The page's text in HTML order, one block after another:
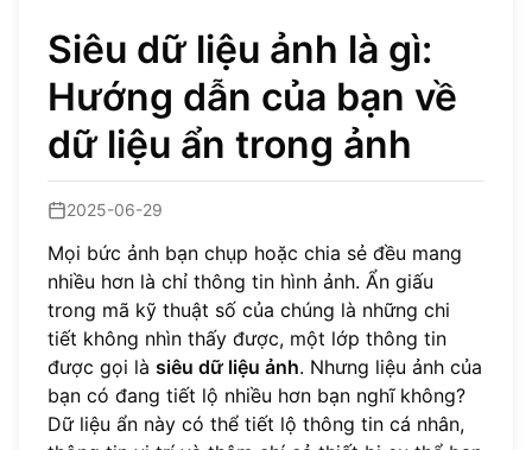
Siêu dữ liệu ảnh là gì:
Hướng dẫn của bạn về
dữ liệu ẩn trong ảnh
2025-06-29
Mọi bức ảnh bạn chụp hoặc chia sẻ đều mang
nhiều hơn là chỉ thông tin hình ảnh. Ẩn giấu
trong mã kỹ thuật số của chúng là những chi
tiết không nhìn thấy được, một lớp thông tin
được gọi là siêu dữ liệu ảnh. Nhưng liệu ảnh của
bạn có đang tiết lộ nhiều hơn bạn nghĩ không?
Dữ liệu ẩn này có thể tiết lộ thông tin cá nhân,